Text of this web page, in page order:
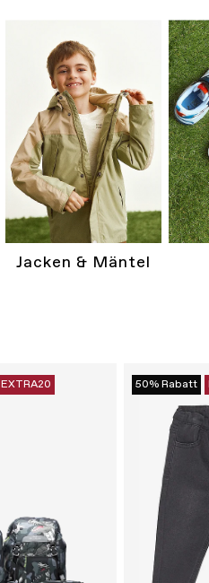
EXTRA20 50% Rabatt
Jacken & Mäntel